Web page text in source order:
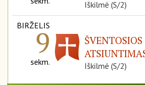
Iškilmė (S/2)
BIRŽELIS
9
sekm.
ŠVENTOSIOS
Iškilmė (S/2)